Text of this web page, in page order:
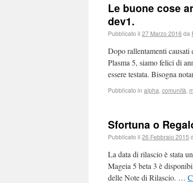
Le buone cose
dev1.
Pubblicato il 27 Marzo 2016 da
Dopo rallentamenti causati
Plasma 5, siamo felici di
essere testata. Bisogna
Pubblicato in alpha, comunità,
Sfortuna o
Pubblicato il 26 Febbraio 2015
La data di rilascio è stata
Mageia 5 beta 3 è
delle Note di Rilascio. …